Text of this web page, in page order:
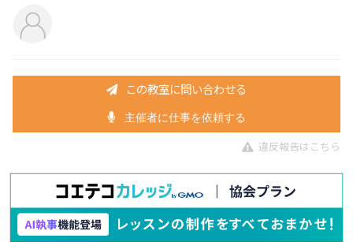
この教室に問い合わせる
主催者に仕事を依頼する
違反報告はこちら